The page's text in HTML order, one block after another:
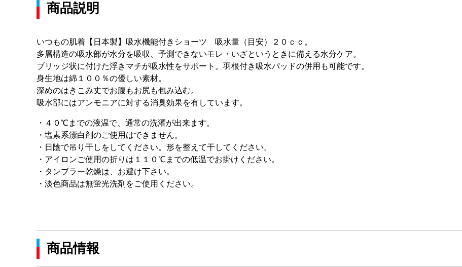
商品説明
いつもの肌着【日本製】吸水機能付きショーツ 吸水量（目安）２０ｃｃ。
多層構造の吸水部が水分を吸収、予測できないモレ・いざというときに備える水分ケア。
ブリッジ状に付けた浮きマチが吸水性をサポート。羽根付き吸水パッドの併用も可能です。
身生地は綿１００％の優しい素材。
深めのはきこみ丈でお腹もお尻も包み込む。
吸水部にはアンモニアに対する消臭効果を有しています。
・４０℃までの液温で、通常の洗濯が出来ます。
・塩素系漂白剤のご使用はできません。
・日陰で吊り干しをしてください。形を整えて干してください。
・アイロンご使用の折りは１１０℃までの低温でお掛けください。
・タンブラー乾燥は、お避け下さい。
・淡色商品は無蛍光洗剤をご使用ください。
商品情報